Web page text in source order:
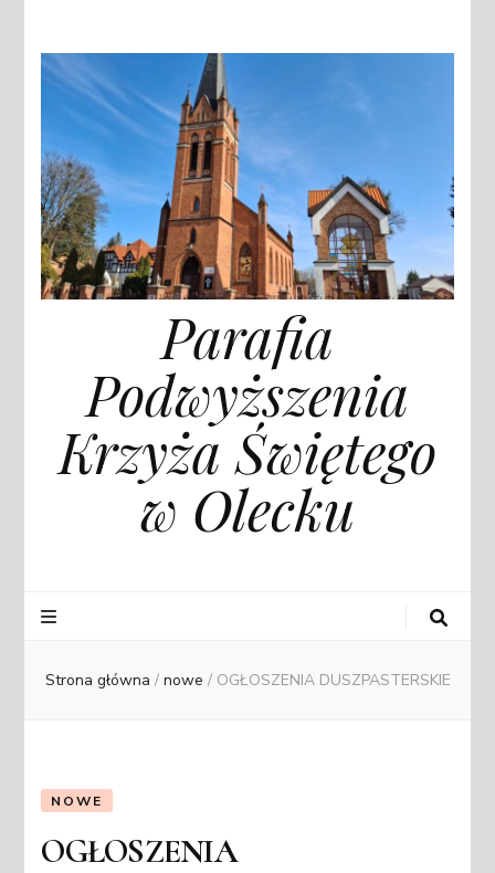
Parafia
Podwyższenia
Krzyża Świętego
w Olecku
Strona główna / nowe / OGŁOSZENIA DUSZPASTERSKIE
NOWE
OGŁOSZENIA